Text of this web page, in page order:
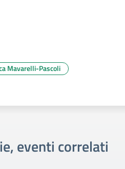
Mavarelli-Pascoli
eventi correlati